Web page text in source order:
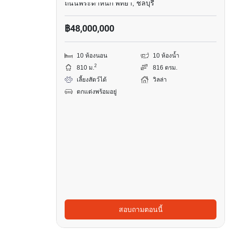
ถนนพระตำหนัก พัทยา, ชลบุรี
฿48,000,000
10 ห้องนอน
10 ห้องน้ำ
810 ม.2
816 ตรม.
เลี้ยงสัตว์ได้
วิลล่า
ตกแต่งพร้อมอยู่
สอบถามตอนนี้